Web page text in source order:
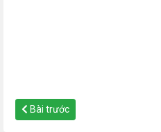
Bài trước